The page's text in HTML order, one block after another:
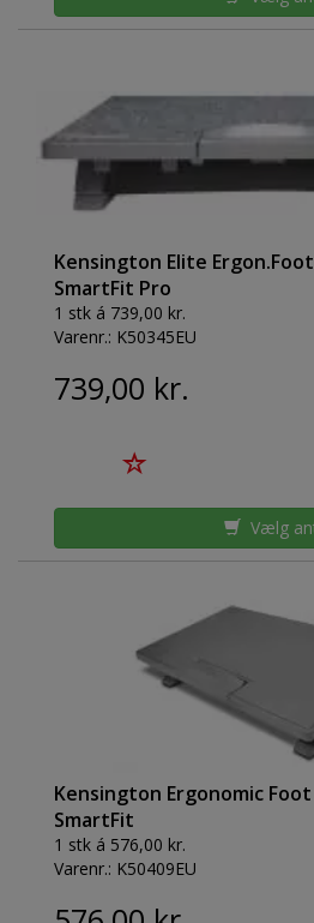
Kensington Elite
SmartFit Pro
1 stk á 739,00 kr.
Varenr.: K50345EU
739,00 kr.
Vælg
Kensington Ergonomic
SmartFit
1 stk á 576,00 kr.
Varenr.: K50409EU